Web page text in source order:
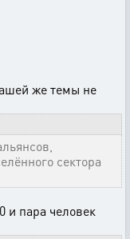
же темы не
сектора
и пара человек